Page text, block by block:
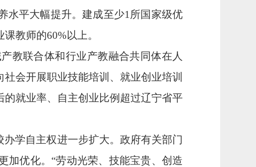
水平大幅提升。建成至少1所国家级优
课教师的60%以上。
产教联合体和行业产教融合共同体在人
会开展职业技能培训、就业创业培训
就业率、自主创业比例 超过辽宁省平
办学自主权进一步扩大。政府有关部门
加优化。 “劳动光荣、技能宝贵、创造